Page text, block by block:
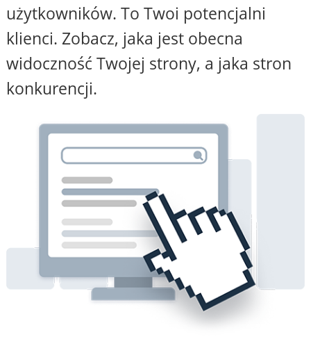
użytkowników. To Twoi potencjalni
klienci. Zobacz, jaka jest obecna
widoczność Twojej strony, a jaka stron
konkurencji.